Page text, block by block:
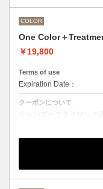
COLOR
One Color＋
￥19,800
Terms of use
Expiration Date：
クーポンについて
シャンプースタイリング
イクロバブルシャンプー
の方は別のメニューをご
●髪の長さにより別途ロ